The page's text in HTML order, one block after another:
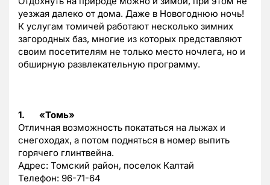
уезжая далеко от дома. Даже в Новогоднюю ночь!
К услугам томичей работают несколько зимних
загородных баз, многие из которых представляют
своим посетителям не только место ночлега, но и
обширную развлекательную программу.
1. «Томь»
Отличная возможность покататься на лыжах и
снегоходах, а потом подняться в номер выпить
горячего глинтвейна.
Адрес: Томский район, поселок Калтай
Телефон: 96-71-64